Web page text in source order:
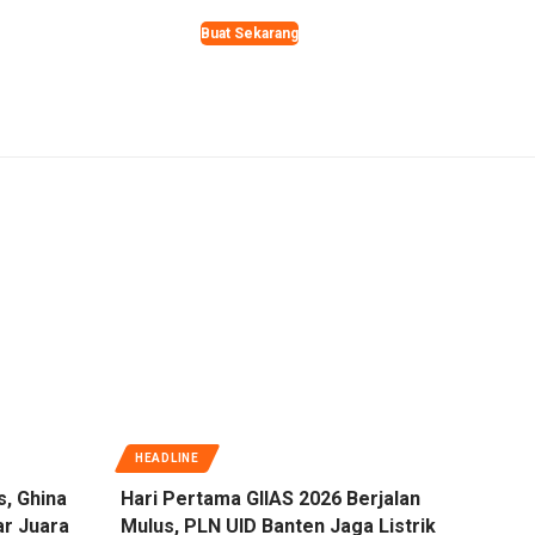
Buat Sekarang
Ghina
Juara
HEADLINE
Hari Pertama GIIAS 2026 Berjalan
Mulus, PLN UID Banten Jaga Listrik